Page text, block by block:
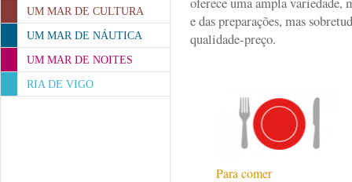
UM MAR DE CULTURA
UM MAR DE NÁUTICA
UM MAR DE NOITES
RIA DE VIGO
e das preparações, mas
qualidade-preço.
Para comer